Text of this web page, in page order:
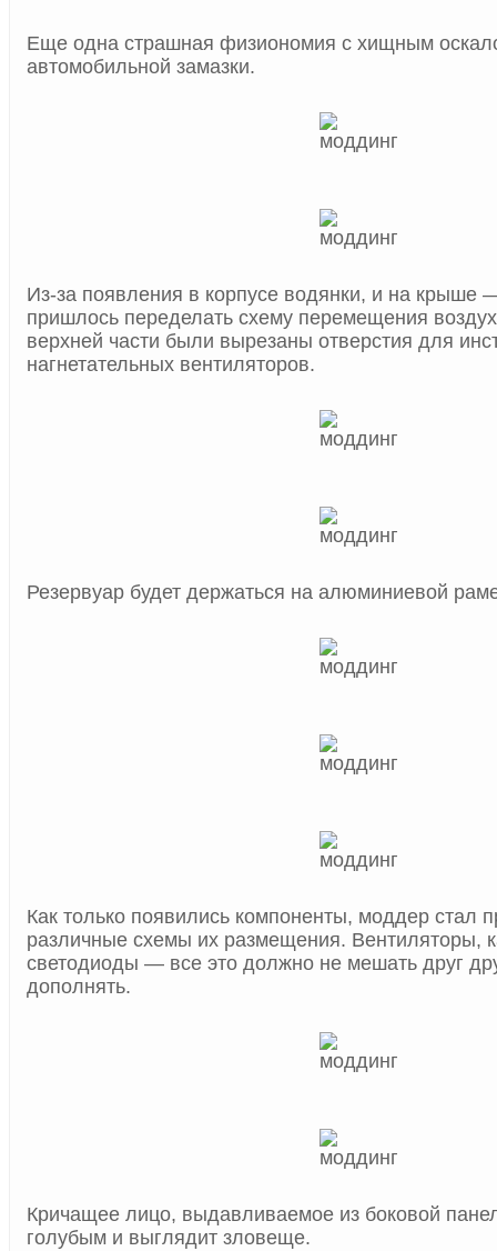
Еще одна страшная физиономия с хищным
автомобильной замазки.
Из-за появления в корпусе водянки, и на крыше
пришлось переделать схему перемещения
верхней части были вырезаны отверстия для
нагнетательных вентиляторов.
Резервуар будет держаться на алюминиевой
Как только появились компоненты, моддер стал
различные схемы их размещения. Вентиляторы,
светодиоды — все это должно не мешать друг
дополнять.
Кричащее лицо, выдавливаемое из боковой
голубым и выглядит зловеще.